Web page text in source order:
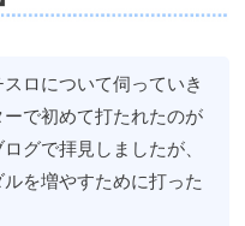
ロについて伺っていき
ーで初めて打たれたのが
グで拝見しましたが、
を増やすために打った